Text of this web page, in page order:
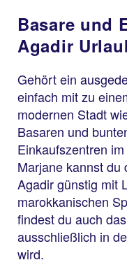
Basare und
Agadir
Gehört ein
einfach mit zu
modernen Stadt
Basaren und
Einkaufszentren
Marjane kannst du
Agadir günstig mit
marokkanischen
findest du auch
ausschließlich in
wird.